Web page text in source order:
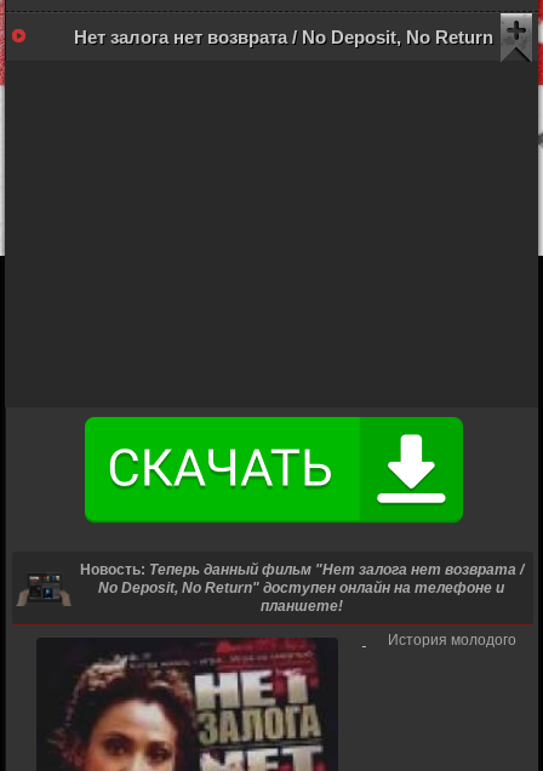
Нет залога нет возврата / No Deposit, No Return
Новость: Теперь данный фильм "Нет залога нет возврата /
No Deposit, No Return" доступен онлайн на телефоне и
планшете!
История молодого